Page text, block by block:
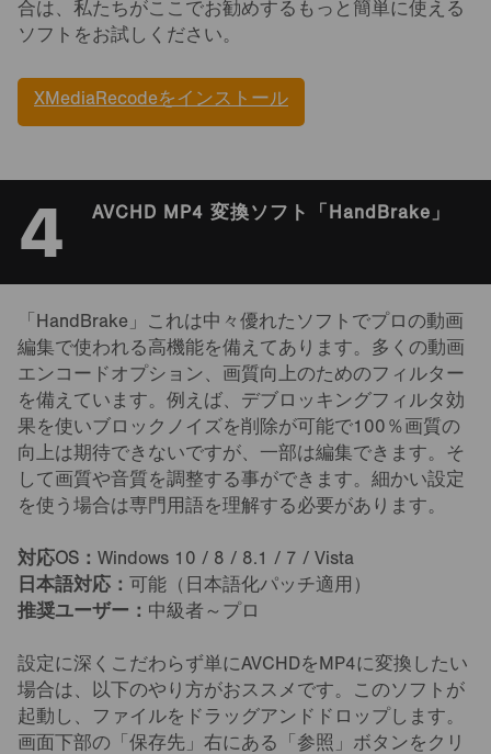
合は、私たちがここでお勧めするもっと簡単に使える
ソフトをお試しください。
XMediaRecodeをインストール
4 AVCHD MP4 変換ソフト「HandBrake」
「HandBrake」これは中々優れたソフトでプロの動画
編集で使われる高機能を備えてあります。多くの動画
エンコードオプション、画質向上のためのフィルター
を備えています。例えば、デブロッキングフィルタ効
果を使いブロックノイズを削除が可能で100％画質の
向上は期待できないですが、一部は編集できます。そ
して画質や音質を調整する事ができます。細かい設定
を使う場合は専門用語を理解する必要があります。
対応OS： Windows 10 / 8 / 8.1 / 7 / Vista
日本語対応： 可能（日本語化パッチ適用）
推奨ユーザー： 中級者～プロ
設定に深くこだわらず単にAVCHDをMP4に変換したい
場合は、以下のやり方がおススメです。このソフトが
起動し、ファイルをドラッグアンドドロップします。
画面下部の「保存先」右にある「参照」ボタンをクリ